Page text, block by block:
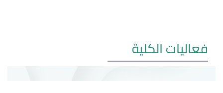
فعاليات الكلية